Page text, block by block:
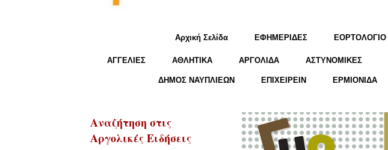
Αρχική Σελίδα ΕΦΗΜΕΡΙΔΕΣ ΕΟΡΤΟΛΟΓΙΟ
ΑΓΓΕΛΙΕΣ ΑΘΛΗΤΙΚΑ ΑΡΓΟΛΙΔΑ ΑΣΤΥΝΟΜΙΚΕΣ
ΔΗΜΟΣ ΝΑΥΠΛΙΕΩΝ ΕΠΙΧΕΙΡΕΙΝ ΕΡΜΙΟΝΙΔΑ
Αναζήτηση στις
Αργολικές Ειδήσεις